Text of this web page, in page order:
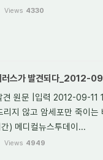
Views 4330
러스가 발견되다_2012-
견 원문 |입력 2012-09-
지 않고 암세포만 죽이
) 메디컬뉴스투데이...
Views 4949